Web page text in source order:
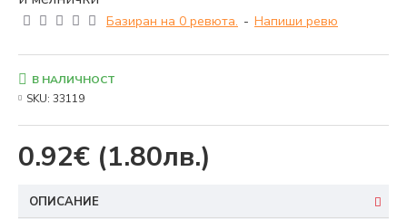
Базиран на 0 ревюта. - Напиши ревю
0.92€ (1.80лв.)
В НАЛИЧНОСТ
SKU: 33119
ОПИСАНИЕ